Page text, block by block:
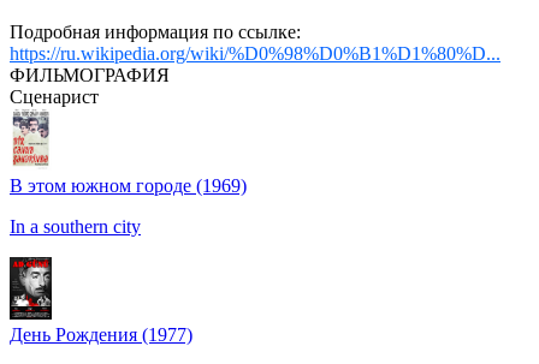
Подробная информация по ссылке:
https://ru.wikipedia.org/wiki/%D0%98%D0%B1%D1%80%D...
ФИЛЬМОГРАФИЯ
Сценарист
В этом южном городе (1969)
In a southern city
День Рождения (1977)